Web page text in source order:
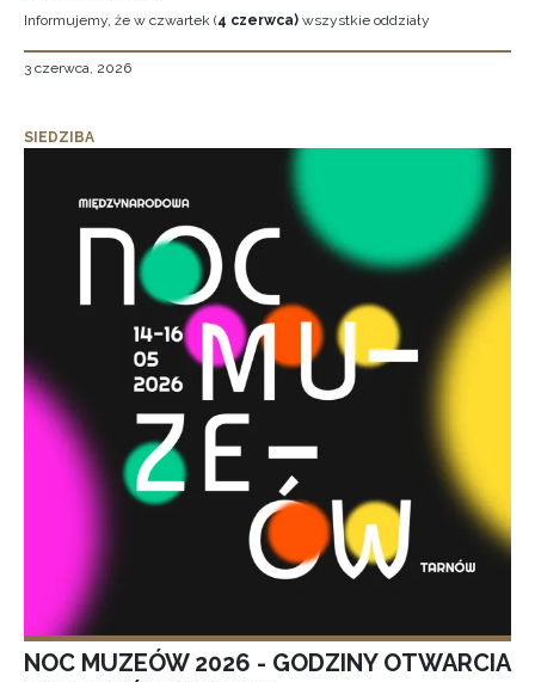
Informujemy, że w czwartek (4 czerwca) wszystkie oddziały
3 czerwca, 2026
SIEDZIBA
NOC MUZEÓW 2026 - GODZINY OTWARCIA